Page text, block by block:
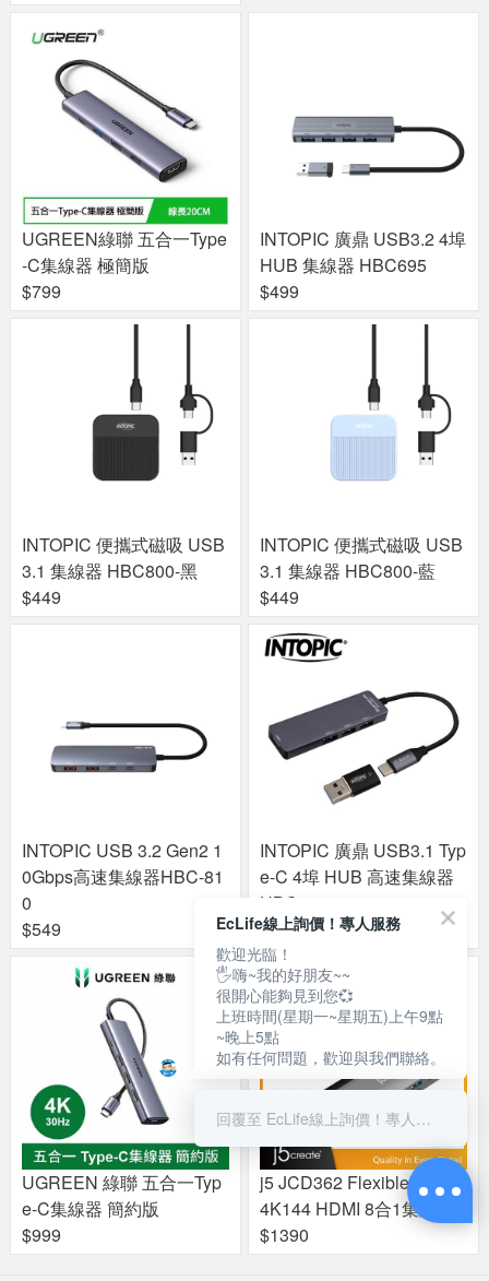
UGREEN綠聯 五合一Type
-C集線器 極簡版
$799
INTOPIC 廣鼎 USB3.2 4埠
HUB 集線器 HBC695
$499
INTOPIC 便攜式磁吸 USB
3.1 集線器 HBC800-黑
$449
INTOPIC 便攜式磁吸 USB
3.1 集線器 HBC800-藍
$449
INTOPIC USB 3.2 Gen2 1
0Gbps高速集線器HBC-81
0
$549
INTOPIC 廣鼎 USB3.1 Typ
e-C 4埠 HUB 高速集線器
HBC690
$599
UGREEN 綠聯 五合一Typ
e-C集線器 簡約版
$999
j5 JCD362 Flexible Ports
4K144 HDMI 8合1集線器
$1390
EcLife線上詢價！專人服務
歡迎光臨！
🖐嗨~我的好朋友~~
很開心能夠見到您💞
上班時間(星期一~星期五)上午9點
~晚上5點
如有任何問題，歡迎與我們聯絡。
回覆至 EcLife線上詢價！專人服務